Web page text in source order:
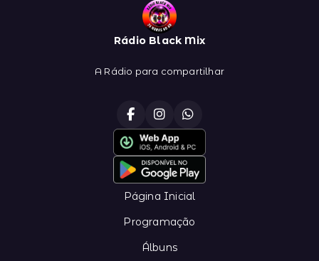
Rádio Black Mix
A Rádio para compartilhar
Página Inicial
Programação
Álbuns